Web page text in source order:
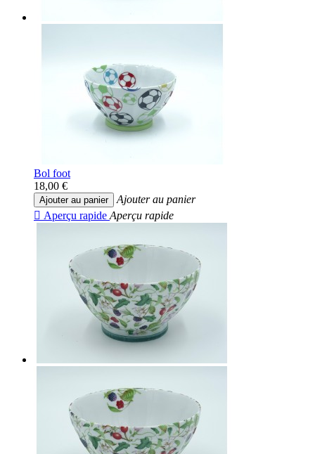
Bol foot
18,00 €
Ajouter au panier
Ajouter au panier
 Aperçu rapide Aperçu rapide